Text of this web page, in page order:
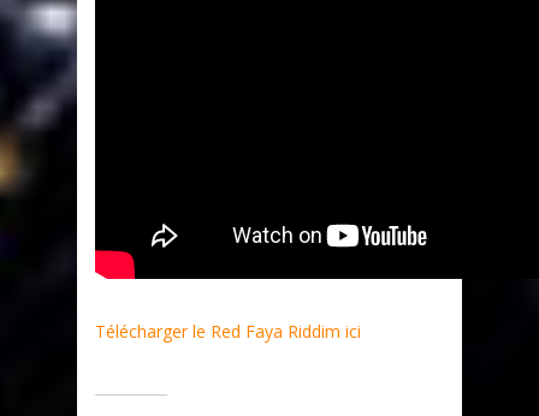
Télécharger le Red Faya Riddim ici